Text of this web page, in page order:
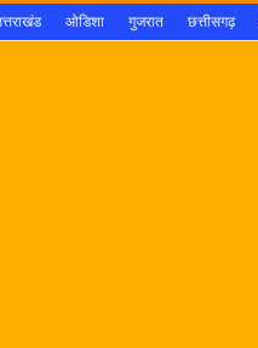
ओडिशा गुजरात छत्तीसगढ़